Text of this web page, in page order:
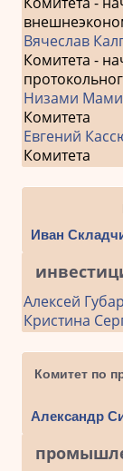
Вячеслав
Комитета -
Низами
Комитета
Евгений
Комитета
Иван
Алексей
Кристина
Комитет по
Александр